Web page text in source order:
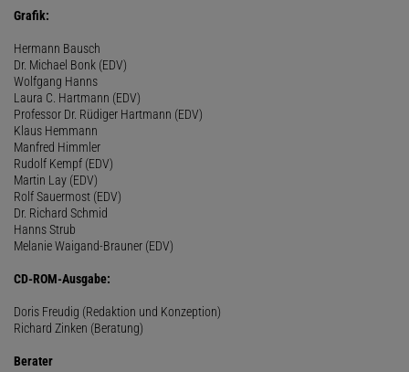
Grafik:
Hermann Bausch
Dr. Michael Bonk (EDV)
Wolfgang Hanns
Laura C. Hartmann (EDV)
Professor Dr. Rüdiger Hartmann (EDV)
Klaus Hemmann
Manfred Himmler
Rudolf Kempf (EDV)
Martin Lay (EDV)
Rolf Sauermost (EDV)
Dr. Richard Schmid
Hanns Strub
Melanie Waigand-Brauner (EDV)
CD-ROM-Ausgabe:
Doris Freudig (Redaktion und Konzeption)
Richard Zinken (Beratung)
Berater